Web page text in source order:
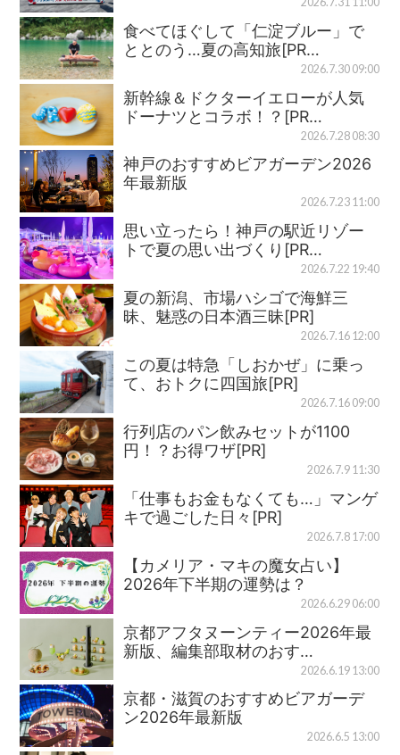
食べてほぐして「仁淀ブルー」で
ととのう…夏の高知旅[PR…
2026.7.30 09:00
新幹線＆ドクターイエローが人気
ドーナツとコラボ！？[PR…
2026.7.28 08:30
神戸のおすすめビアガーデン2026
年最新版
2026.7.23 11:00
思い立ったら！神戸の駅近リゾー
トで夏の思い出づくり[PR…
2026.7.22 19:40
夏の新潟、市場ハシゴで海鮮三
昧、魅惑の日本酒三昧[PR]
2026.7.16 12:00
この夏は特急「しおかぜ」に乗っ
て、おトクに四国旅[PR]
2026.7.16 09:00
行列店のパン飲みセットが1100
円！？お得ワザ[PR]
2026.7.9 11:30
「仕事もお金もなくても…」マンゲ
キで過ごした日々[PR]
2026.7.8 17:00
【カメリア・マキの魔女占い】
2026年下半期の運勢は？
2026.6.29 06:00
京都アフタヌーンティー2026年最
新版、編集部取材のおす…
2026.6.19 13:00
京都・滋賀のおすすめビアガーデ
ン2026年最新版
2026.6.5 13:00